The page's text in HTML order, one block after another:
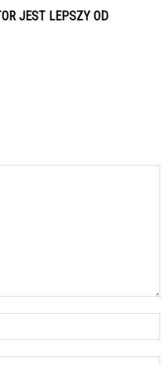
JEST LEPSZY OD